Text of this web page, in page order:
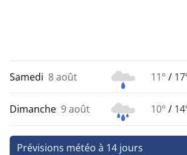
Samedi 8 août 11° /
Dimanche 9 août 10° /
Prévisions météo à 14 jours